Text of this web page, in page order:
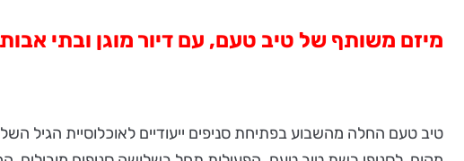
מיזם משותף של טיב טעם, עם דיור מוגן ובתי
טיב טעם החלה מהשבוע בפתיחת סניפים ייעודיים לאוכלוסיית הגיל